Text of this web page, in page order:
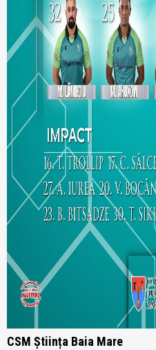
CSM Știința Baia Mare